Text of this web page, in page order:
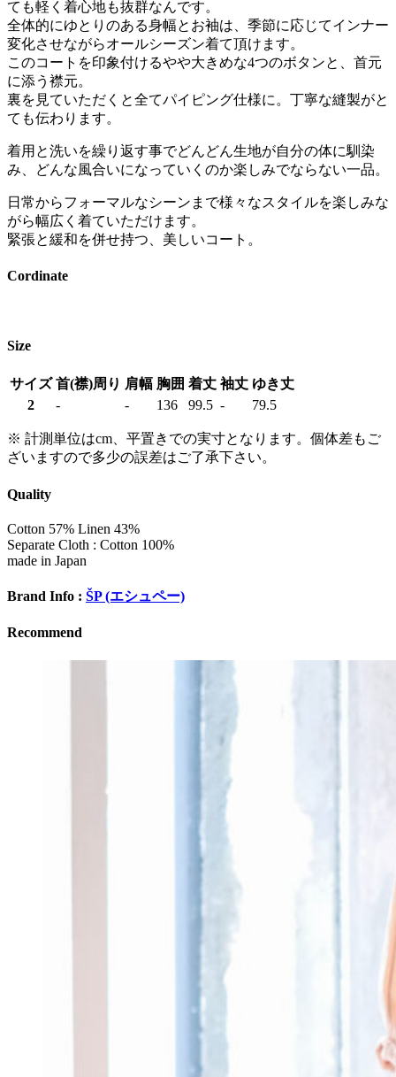
ても軽く着心地も抜群なんです。
全体的にゆとりのある身幅とお袖は、季節に応じてインナー
変化させながらオールシーズン着て頂けます。
このコートを印象付けるやや大きめな4つのボタンと、首元
に添う襟元。
裏を見ていただくと全てパイピング仕様に。丁寧な縫製がと
ても伝わります。
着用と洗いを繰り返す事でどんどん生地が自分の体に馴染
み、どんな風合いになっていくのか楽しみでならない一品。
日常からフォーマルなシーンまで様々なスタイルを楽しみな
がら幅広く着ていただけます。
緊張と緩和を併せ持つ、美しいコート。
Cordinate
Size
サイズ 首(襟)周り 肩幅 胸囲 着丈 袖丈 ゆき丈
2
- - 136 99.5 - 79.5
※ 計測単位はcm、平置きでの実寸となります。個体差もご
ざいますので多少の誤差はご了承下さい。
Quality
Cotton 57% Linen 43%
Separate Cloth : Cotton 100%
made in Japan
Brand Info : ŠP (エシュペー)
Recommend